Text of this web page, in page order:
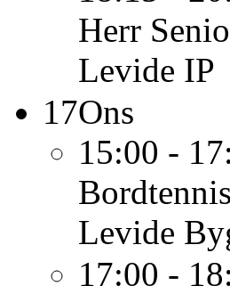
Herr
Levide IP
17Ons
15:00 -
Bordtennis
Levide
17:00 -